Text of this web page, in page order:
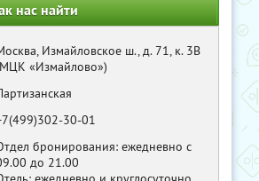
нас найти
Измайловское ш., д. 71, к. 3В
«Измайлово»)
30-01
бронирования: ежедневно с
до 21.00